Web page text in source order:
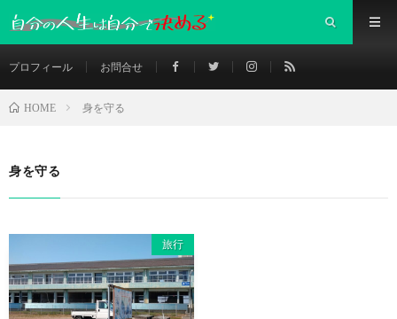
プロフィール お問合せ
HOME 身を守る
身を守る
旅行